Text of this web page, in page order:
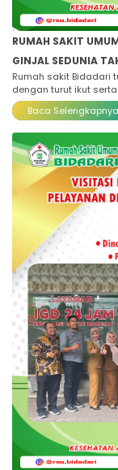
RUMAH SAKIT
GINJAL SEDUNIA
Rumah sakit Bidadari
dengan turut ikut
Baca Selengkapnya